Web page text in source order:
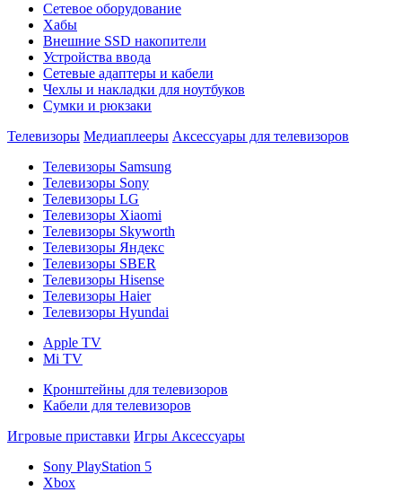
Сетевое оборудование
Хабы
Внешние SSD накопители
Устройства ввода
Сетевые адаптеры и кабели
Чехлы и накладки для ноутбуков
Сумки и рюкзаки
Телевизоры Медиаплееры Аксессуары для телевизоров
Телевизоры Samsung
Телевизоры Sony
Телевизоры LG
Телевизоры Xiaomi
Телевизоры Skyworth
Телевизоры Яндекс
Телевизоры SBER
Телевизоры Hisense
Телевизоры Haier
Телевизоры Hyundai
Apple TV
Mi TV
Кронштейны для телевизоров
Кабели для телевизоров
Игровые приставки Игры Аксессуары
Sony PlayStation 5
Xbox